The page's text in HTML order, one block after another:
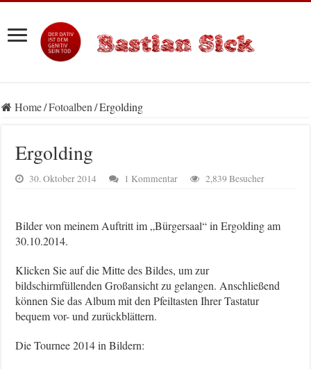
Home/Fotoalben/Ergolding
Ergolding
30. Oktober 2014 1 Kommentar 2,839 Besucher
Bilder von meinem Auftritt im „Bürgersaal“ in Ergolding am
30.10.2014.
Klicken Sie auf die Mitte des Bildes, um zur
bildschirmfüllenden Großansicht zu gelangen. Anschließend
können Sie das Album mit den Pfeiltasten Ihrer Tastatur
bequem vor- und zurückblättern.
Die Tournee 2014 in Bildern: